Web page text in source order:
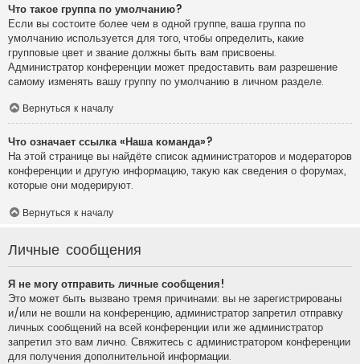
Что такое группа по умолчанию?
Если вы состоите более чем в одной группе, ваша группа по
умолчанию используется для того, чтобы определить, какие
групповые цвет и звание должны быть вам присвоены.
Администратор конференции может предоставить вам разрешение
самому изменять вашу группу по умолчанию в личном разделе.
Вернуться к началу
Что означает ссылка «Наша команда»?
На этой странице вы найдёте список администраторов и модераторов
конференции и другую информацию, такую как сведения о форумах,
которые они модерируют.
Вернуться к началу
Личные сообщения
Я не могу отправить личные сообщения!
Это может быть вызвано тремя причинами: вы не зарегистрированы
и/или не вошли на конференцию, администратор запретил отправку
личных сообщений на всей конференции или же администратор
запретил это вам лично. Свяжитесь с администратором конференции
для получения дополнительной информации.